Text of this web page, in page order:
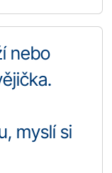
nebo
myslí si